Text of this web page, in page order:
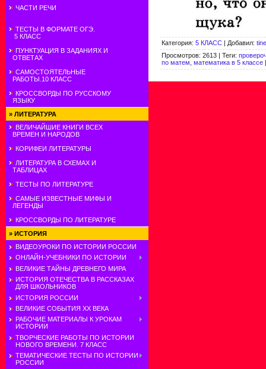
ЧАСТИ РЕЧИ
ТЕСТЫ В ФОРМАТЕ ОГЭ.
5 КЛАСС
ПУНКТУАЦИЯ В ЗАДАНИЯХ И
ОТВЕТАХ
САМОСТОЯТЕЛЬНЫЕ
РАБОТЫ.10 КЛАСС
КРОССВОРДЫ ПО РУССКОМУ
ЯЗЫКУ
» ЛИТЕРАТУРА
ВЕЛИЧАЙШИЕ КНИГИ ВСЕХ
ВРЕМЕН И НАРОДОВ
КОРИФЕИ ЛИТЕРАТУРЫ
ЛИТЕРАТУРА В СХЕМАХ И
ТАБЛИЦАХ
ТЕСТЫ ПО ЛИТЕРАТУРЕ
САМЫЕ ИЗВЕСТНЫЕ МИФЫ И
ЛЕГЕНДЫ
КРОССВОРДЫ ПО ЛИТЕРАТУРЕ
» ИСТОРИЯ
ВИДЕОУРОКИ ПО ИСТОРИИ РОССИИ
ОНЛАЙН-УЧЕБНИКИ ПО ИСТОРИИ
ВЕЛИКИЕ ТАЙНЫ ДРЕВНЕГО МИРА
ИСТОРИЯ ОТЕЧЕСТВА В РАССКАЗАХ
ДЛЯ ШКОЛЬНИКОВ
ИСТОРИЯ РОССИИ
ВЕЛИКИЕ СОБЫТИЯ ХХ ВЕКА
РАБОЧИЕ МАТЕРИАЛЫ К УРОКАМ
ИСТОРИИ
ТВОРЧЕСКИЕ РАБОТЫ ПО ИСТОРИИ
НОВОГО ВРЕМЕНИ. 7 КЛАСС
ТЕМАТИЧЕСКИЕ ТЕСТЫ ПО ИСТОРИИ
РОССИИ
Категория: 5 КЛАСС | Добавил:
Просмотров: 2613 | Теги:
по матем математика в 5 классе